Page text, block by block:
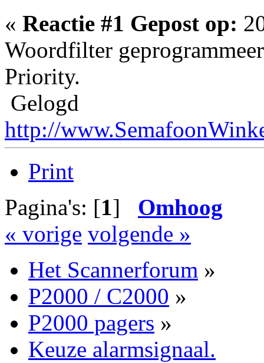
« Reactie #1 Gepost op:
Woordfilter
Priority.
Gelogd
http://
Print
Pagina's: [1] Omhoog
« vorige volgende »
Het Scannerforum »
P2000 / C2000 »
P2000 pagers »
Keuze alarmsignaal.